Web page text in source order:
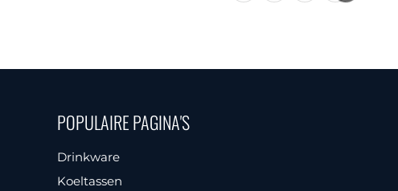
POPULAIRE PAGINA'S
Drinkware
Koeltassen